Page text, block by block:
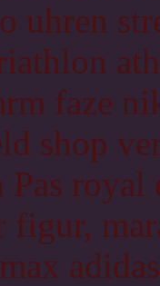
uhren
faze
shop
figur,